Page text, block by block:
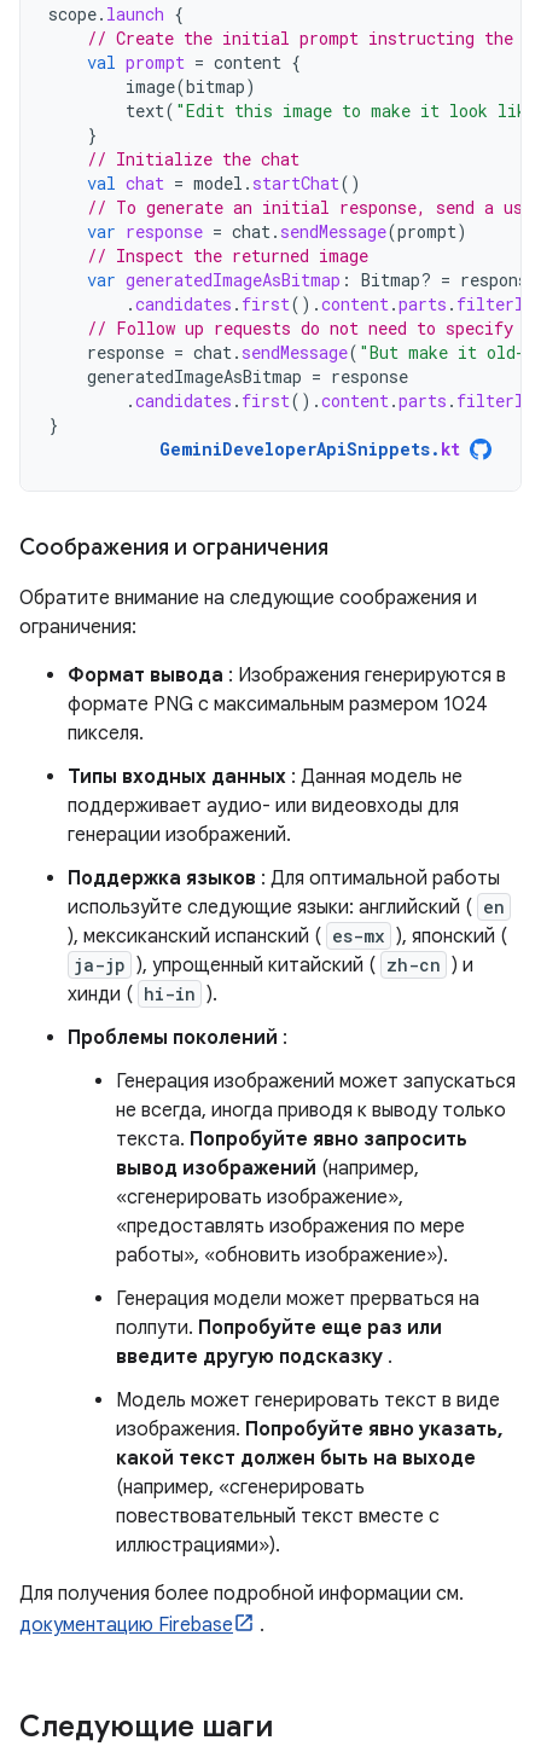
scope. launch {
// Create the initial prompt instructing the
val prompt = content {
image(bitmap)
text( "Edit this image to make it look like
}
// Initialize the chat
val chat = model . startChat()
// To generate an initial response, send a
var response = chat . sendMessage(prompt)
// Inspect the returned image
var generatedImageAsBitmap : Bitmap? = response
.candidates . first().content .parts .
// Follow up requests do not need to specify
response = chat . sendMessage( "But make it old-
generatedImageAsBitmap = response
.candidates . first().content .parts .
}
GeminiDeveloperApiSnippets. kt
Соображения и ограничения
Обратите внимание на следующие соображения и
ограничения:
Формат вывода : Изображения генерируются в
формате PNG с максимальным размером 1024
пикселя.
Типы входных данных : Данная модель не
поддерживает аудио- или видеовходы для
генерации изображений.
Поддержка языков : Для оптимальной работы
используйте следующие языки: английский ( en
), мексиканский испанский ( es-mx ), японский (
ja-jp ), упрощенный китайский ( zh-cn ) и
хинди ( hi-in ).
Проблемы поколений :
Генерация изображений может запускаться
не всегда, иногда приводя к выводу только
текста. Попробуйте явно запросить
вывод изображений (например,
«сгенерировать изображение»,
«предоставлять изображения по мере
работы», «обновить изображение»).
Генерация модели может прерваться на
полпути. Попробуйте еще раз или
введите другую подсказку .
Модель может генерировать текст в виде
изображения. Попробуйте явно указать,
какой текст должен быть на выходе
(например, «сгенерировать
повествовательный текст вместе с
иллюстрациями»).
Для получения более подробной информации см.
документацию Firebase
.
Следующие шаги